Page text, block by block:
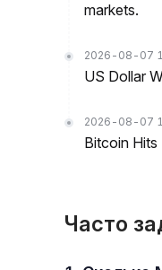
markets.
2026-08-07
US Dollar
2026-08-07
Bitcoin
Часто